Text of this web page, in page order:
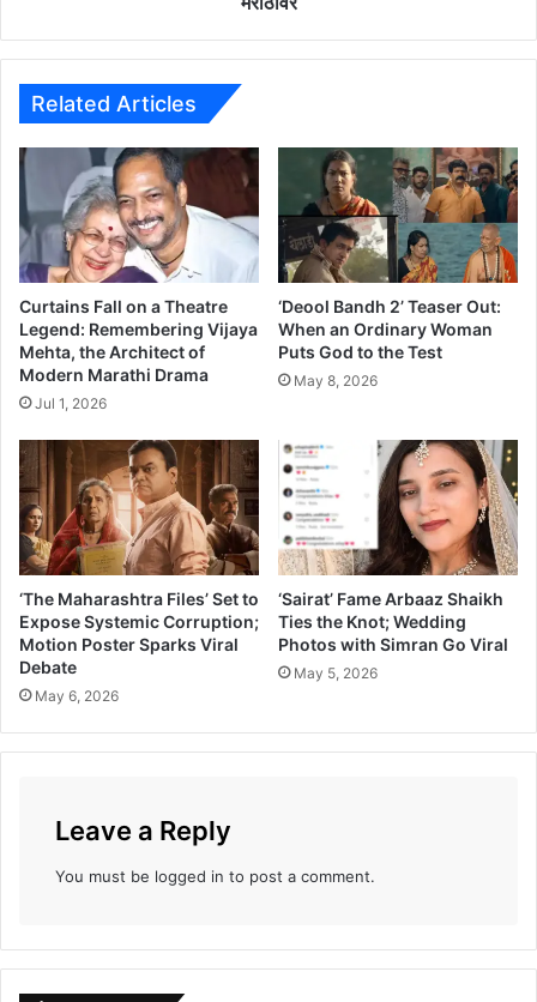
र
पा
रा
त्री
८
वा
ज
ता
,
फ
सो
नी
म
रा
ठी
व
र
Related Articles
Curtains Fall on a Theatre
Legend: Remembering Vijaya
Mehta, the Architect of
Modern Marathi Drama
Jul 1, 2026
‘Deool Bandh 2’ Teaser Out:
When an Ordinary Woman
Puts God to the Test
May 8, 2026
‘The Maharashtra Files’ Set to
Expose Systemic Corruption;
Motion Poster Sparks Viral
Debate
May 6, 2026
‘Sairat’ Fame Arbaaz Shaikh
Ties the Knot; Wedding
Photos with Simran Go Viral
May 5, 2026
Leave a Reply
You must be logged in to post a comment.